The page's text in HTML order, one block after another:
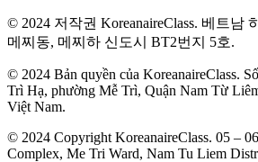
© 2024 저작권 KoreanaireClass. 베트남
메찌동, 메찌하 신도시 BT2번지 5호.
© 2024 Bản quyền của KoreanaireClass.
Trì Hạ, phường Mễ Trì, Quận Nam Từ
Việt Nam.
© 2024 Copyright KoreanaireClass. 05 –
Complex, Me Tri Ward, Nam Tu Liem